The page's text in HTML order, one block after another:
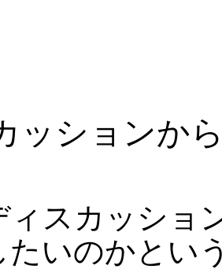
ッションか
ィスカッショ
たいのかとい